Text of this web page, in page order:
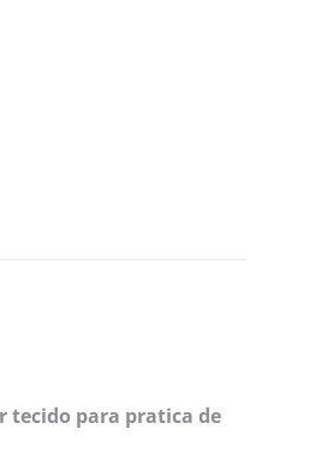
tecido para pratica de